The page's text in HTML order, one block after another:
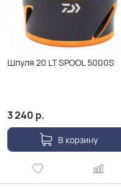
Шпуля 20 LT SPOOL 5000S
3 240 р.
В корзину